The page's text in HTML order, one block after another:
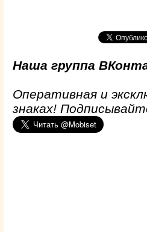
Наша группа
Оперативная и
знаках!